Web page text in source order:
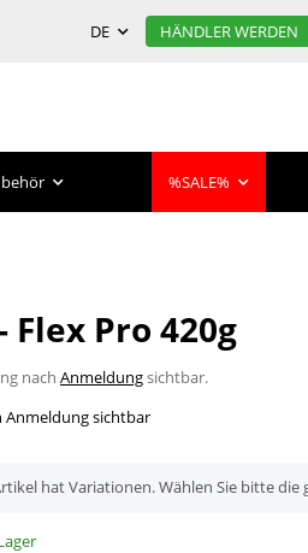
DE HÄNDLER WERDEN
%SALE%
Flex Pro 420g
nach Anmeldungsichtbar.
Anmeldung sichtbar
hat Variationen. Wählen Sie bitte die